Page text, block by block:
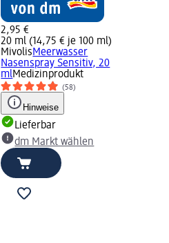
2,95 €
20 ml (14,75 € je 100 ml)
MivolisMeerwasser
Nasenspray Sensitiv, 20
mlMedizinprodukt
(58)
Hinweise
Lieferbar
dm Markt wählen